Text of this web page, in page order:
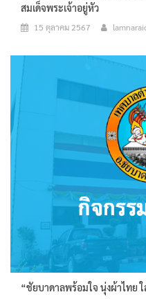
สมเด็จพระเจ้าอยู่หัว
15 ตุลาคม 2567
“ชัยบาดาลพร้อมใจ นุ่งผ้าไทย